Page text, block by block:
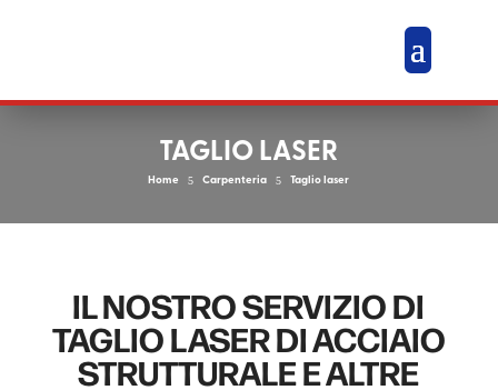
TAGLIO LASER
Home 5 Carpenteria 5 Taglio laser
IL NOSTRO SERVIZIO DI
TAGLIO LASER DI ACCIAIO
STRUTTURALE E ALTRE